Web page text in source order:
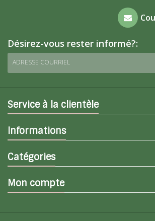
Désirez-vous rester informé?:
ADRESSE COURRIEL
Service à la clientèle
Informations
Catégories
Mon compte